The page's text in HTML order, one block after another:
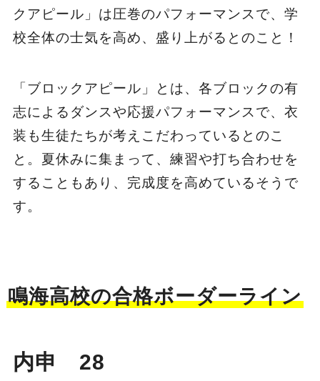
クアピール」は圧巻のパフォーマンスで、学
校全体の士気を高め、盛り上がるとのこと！
「ブロックアピール」とは、各ブロックの有
志によるダンスや応援パフォーマンスで、衣
装も生徒たちが考えこだわっているとのこ
と。夏休みに集まって、練習や打ち合わせを
することもあり、完成度を高めているそうで
す。
鳴海高校の合格ボーダーライン
内申 28